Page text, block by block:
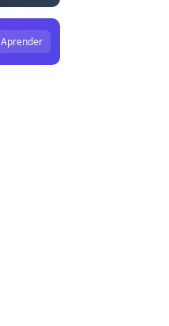
Aprender